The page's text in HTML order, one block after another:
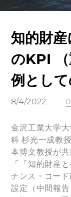
知的財
のKPI
例とし
8/4/2022
金沢工業大学
科 杉光一成教
本博文教授が
「「知的財産
ナンス・コー
設定（中間報